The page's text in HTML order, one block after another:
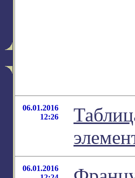
06.01.2016
12:26
06.01.2016